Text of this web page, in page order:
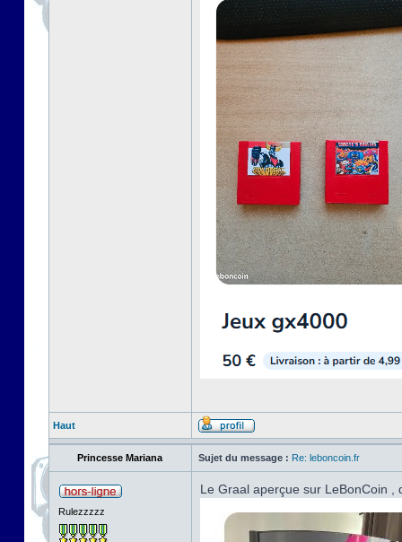
Haut
Princesse Mariana Sujet du message : Re: leboncoin.fr
Rulezzzzz
Le Graal aperçue sur LeBonCoin